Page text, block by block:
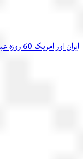
ایران اور امریکا 60 روزہ عبوری معاہدے کے قریب پہنچ گئے، معروف جریدے کادعویٰ